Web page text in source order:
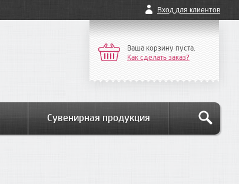
Вход для клиентов
Ваша корзину пуста.
Как сделать заказ?
Сувенирная продукция